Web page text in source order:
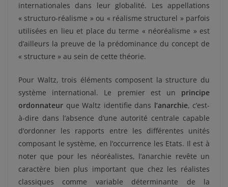
internationales dans leur globalité. Les appellations
« structuro-réalisme » ou « réalisme structurel » parfois
utilisées en lieu et place du terme « néoréalisme » est
d’ailleurs la preuve de la prédominance du concept de
« structure » au sein de cette théorie.
Pour Waltz, trois éléments composent la structure du
système international. Le premier est un principe
ordonnateur que Waltz identifie dans l’anarchie, c’est-
à-dire dans l’absence d’une autorité centrale capable
d’ordonner les rapports entre les différentes unités
composant le système, en l’occurrence les Etats. Il est à
noter que pour les néoréalistes, l’anarchie revête un
caractère bien plus important que chez les réalistes
classiques comme variable déterminante de la